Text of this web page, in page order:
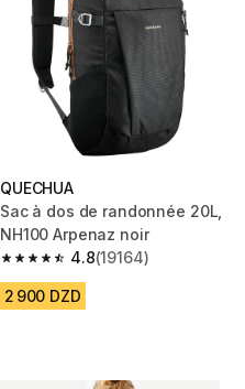
QUECHUA
Sac à dos de randonnée 20L,
NH100 Arpenaz noir
4.8
4.8 out of 5 stars from 19164
(19164)
2 900 DZD